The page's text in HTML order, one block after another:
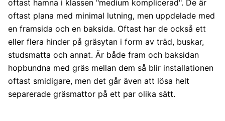
oftast hamna i klassen "medium komplicerad". De är
oftast plana med minimal lutning, men uppdelade med
en framsida och en baksida. Oftast har de också ett
eller flera hinder på gräsytan i form av träd, buskar,
studsmatta och annat. Är både fram och baksidan
hopbundna med gräs mellan dem så blir installationen
oftast smidigare, men det går även att lösa helt
separerade gräsmattor på ett par olika sätt.